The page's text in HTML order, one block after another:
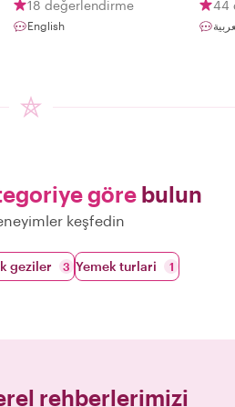
18 değerlendirme
English
44
göre bulun
keşfedin
geziler 3 Yemek turlari 1
rehberlerimizi